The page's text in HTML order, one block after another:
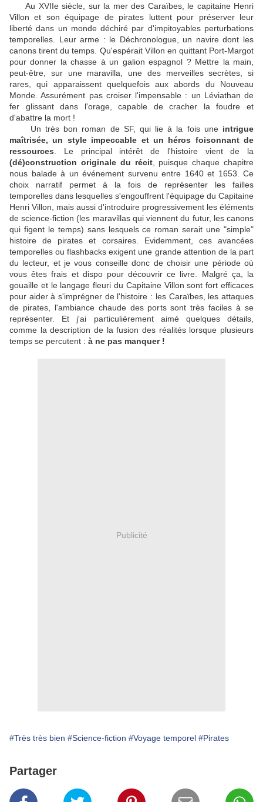
Au XVIIe siècle, sur la mer des Caraïbes, le capitaine Henri
Villon et son équipage de pirates luttent pour préserver leur
liberté dans un monde déchiré par d'impitoyables perturbations
temporelles. Leur arme : le Déchronologue, un navire dont les
canons tirent du temps. Qu'espérait Villon en quittant Port-Margot
pour donner la chasse à un galion espagnol ? Mettre la main,
peut-être, sur une maravilla, une des merveilles secrètes, si
rares, qui apparaissent quelquefois aux abords du Nouveau
Monde. Assurément pas croiser l'impensable : un Léviathan de
fer glissant dans l'orage, capable de cracher la foudre et
d'abattre la mort !
Un très bon roman de SF, qui lie à la fois une intrigue
maîtrisée, un style impeccable et un héros foisonnant de
ressources . Le principal intérêt de l'histoire vient de la
(dé)construction originale du récit, puisque chaque chapitre
nous balade à un événement survenu entre 1640 et 1653. Ce
choix narratif permet à la fois de représenter les failles
temporelles dans lesquelles s'engouffrent l'équipage du Capitaine
Henri Villon, mais aussi d'introduire progressivement les éléments
de science-fiction (les maravillas qui viennent du futur, les canons
qui figent le temps) sans lesquels ce roman serait une "simple"
histoire de pirates et corsaires. Evidemment, ces avancées
temporelles ou flashbacks exigent une grande attention de la part
du lecteur, et je vous conseille donc de choisir une période où
vous êtes frais et dispo pour découvrir ce livre. Malgré ça, la
gouaille et le langage fleuri du Capitaine Villon sont fort efficaces
pour aider à s'imprégner de l'histoire : les Caraïbes, les attaques
de pirates, l'ambiance chaude des ports sont très faciles à se
représenter. Et j'ai particulièrement aimé quelques détails,
comme la description de la fusion des réalités lorsque plusieurs
temps se percutent : à ne pas manquer !
Publicité
#Très très bien #Science-fiction #Voyage temporel #Pirates
Partager